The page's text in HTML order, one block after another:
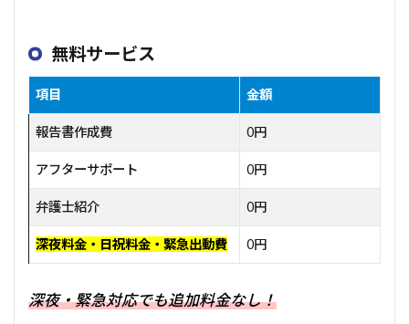
無料サービス
項目 金額
報告書作成費 0円
アフターサポート 0円
弁護士紹介 0円
深夜料金・日祝料金・緊急出動費 0円
深夜・緊急対応でも追加料金なし！